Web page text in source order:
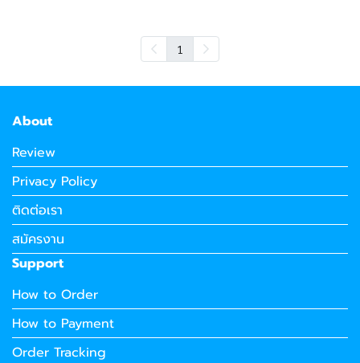
1
About
Review
Privacy Policy
ติดต่อเรา
สมัครงาน
Support
How to Order
How to Payment
Order Tracking